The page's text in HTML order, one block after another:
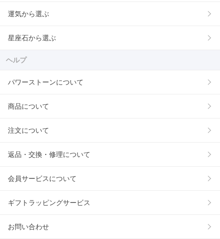
運気から選ぶ
星座石から選ぶ
ヘルプ
パワーストーンについて
商品について
注文について
返品・交換・修理について
会員サービスについて
ギフトラッピングサービス
お問い合わせ